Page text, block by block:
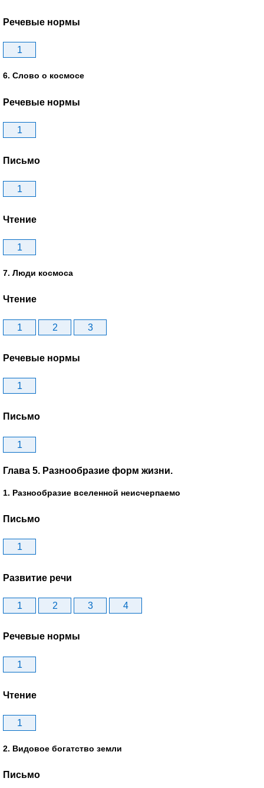
Речевые нормы
1
6. Слово о космосе
Речевые нормы
1
Письмо
1
Чтение
1
7. Люди космоса
Чтение
1 2 3
Речевые нормы
1
Письмо
1
Глава 5. Разнообразие форм жизни.
1. Разнообразие вселенной неисчерпаемо
Письмо
1
Развитие речи
1 2 3 4
Речевые нормы
1
Чтение
1
2. Видовое богатство земли
Письмо